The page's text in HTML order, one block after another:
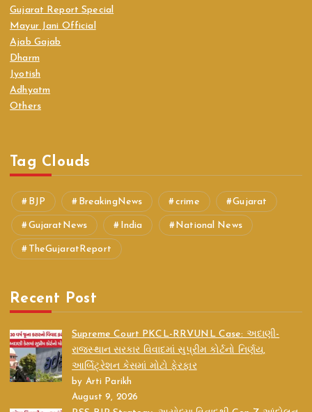
Gujarat Report Special
Mayur Jani Official
Ajab Gajab
Dharm
Jyotish
Adhyatm
Others
Tag Clouds
BJP BreakingNews crime Gujarat
GujaratNews India National News
TheGujaratReport
Recent Post
Supreme Court PKCL-RRVUNL Case: અદાણી-
રાજસ્થાન સરકાર વિવાદમાં સુપ્રીમ કોર્ટનો નિર્ણય,
આર્બિટ્રેશન કેસમાં મોટો ફેરફાર
by Arti Parikh
August 9, 2026